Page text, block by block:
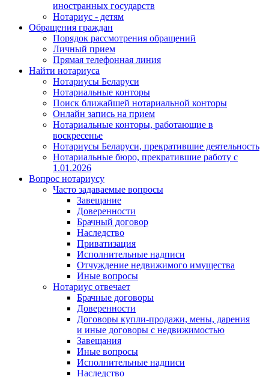
иностранных государств
Нотариус - детям
Обращения граждан
Порядок рассмотрения обращений
Личный прием
Прямая телефонная линия
Найти нотариуса
Нотариусы Беларуси
Нотариальные конторы
Поиск ближайшей нотариальной конторы
Онлайн запись на прием
Нотариальные конторы, работающие в
воскресенье
Нотариусы Беларуси, прекратившие деятельность
Нотариальные бюро, прекратившие работу с
1.01.2026
Вопрос нотариусу
Часто задаваемые вопросы
Завещание
Доверенности
Брачный договор
Наследство
Приватизация
Исполнительные надписи
Отчуждение недвижимого имущества
Иные вопросы
Нотариус отвечает
Брачные договоры
Доверенности
Договоры купли-продажи, мены, дарения
и иные договоры с недвижимостью
Завещания
Иные вопросы
Исполнительные надписи
Наследство